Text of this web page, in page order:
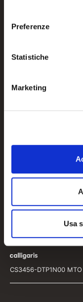
Preferenze
Statistiche
Marketing
Usa
MARA
CS3456-DTP1N00 MTO